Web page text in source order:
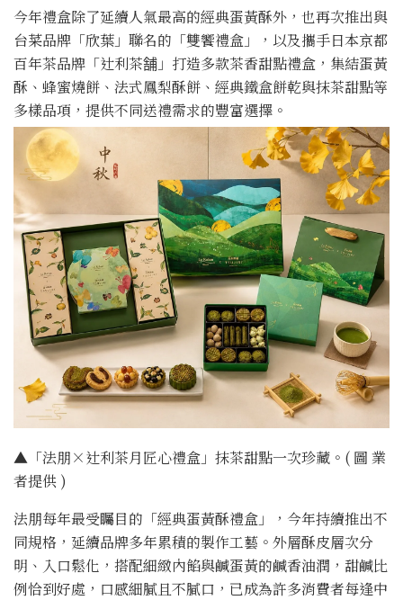
今年禮盒除了延續人氣最高的經典蛋黃酥外，也再次推出與
台菜品牌「欣葉」聯名的「雙饗禮盒」，以及攜手日本京都
百年茶品牌「辻利茶舗」打造多款茶香甜點禮盒，集結蛋黃
酥、蜂蜜燒餅、法式鳳梨酥餅、經典鐵盒餅乾與抹茶甜點等
多樣品項，提供不同送禮需求的豐富選擇。
▲「法朋×辻利茶月匠心禮盒」抹茶甜點一次珍藏。( 圖 業
者提供 )
法朋每年最受矚目的「經典蛋黃酥禮盒」，今年持續推出不
同規格，延續品牌多年累積的製作工藝。外層酥皮層次分
明、入口鬆化，搭配細緻內餡與鹹蛋黃的鹹香油潤，甜鹹比
例恰到好處，口感細膩且不膩口，已成為許多消費者每逢中